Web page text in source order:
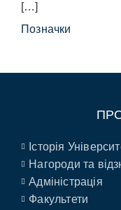
[…]
Позначки
Історія
Нагороди та
Адміністрація
Факультети